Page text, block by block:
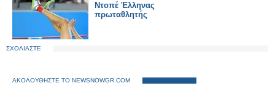
Ντοπέ Έλληνας
πρωταθλητής
ΣΧΟΛΙΑΣΤΕ
ΑΚΟΛΟΥΘΗΣΤΕ ΤΟ NEWSNOWGR.COM